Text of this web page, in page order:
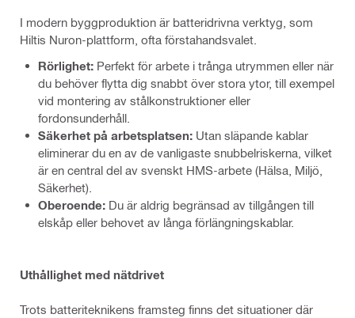
I modern byggproduktion är batteridrivna verktyg, som
Hiltis Nuron-plattform, ofta förstahandsvalet.
Rörlighet: Perfekt för arbete i trånga utrymmen eller när
du behöver flytta dig snabbt över stora ytor, till exempel
vid montering av stålkonstruktioner eller
fordonsunderhåll.
Säkerhet på arbetsplatsen: Utan släpande kablar
eliminerar du en av de vanligaste snubbelriskerna, vilket
är en central del av svenskt HMS-arbete (Hälsa, Miljö,
Säkerhet).
Oberoende: Du är aldrig begränsad av tillgången till
elskåp eller behovet av långa förlängningskablar.
Uthållighet med nätdrivet
Trots batteriteknikens framsteg finns det situationer där